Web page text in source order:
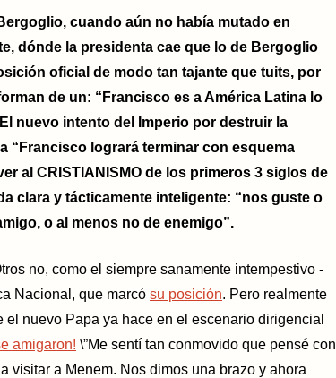
cuando aún no había mutado en
dónde la presidenta cae que lo de Bergoglio
oficial de modo tan tajante que tuits, por
de un: “Francisco es a América Latina lo
nuevo intento del Imperio por destruir la
“Francisco logrará terminar con esquema
al CRISTIANISMO de los primeros 3 siglos de
clara y tácticamente inteligente: “nos guste o
o al menos no de enemigo”.
no, como el siempre sanamente intempestivo -
Nacional, que marcó su posición. Pero realmente
nuevo Papa ya hace en el escenario dirigencial
amigaron! \”Me sentí tan conmovido que pensé con
visitar a Menem. Nos dimos una brazo y ahora